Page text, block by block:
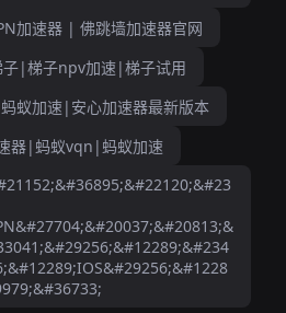
加速器 | 佛跳墙加速器官网
子|梯子npv加速|梯子试用
蚁加速|安心加速器最新版本
器|蚂蚁vqn|蚂蚁加速